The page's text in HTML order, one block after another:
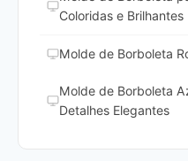
Coloridas e Brilhantes
Molde de Borboleta
Molde de Borboleta
Detalhes Elegantes